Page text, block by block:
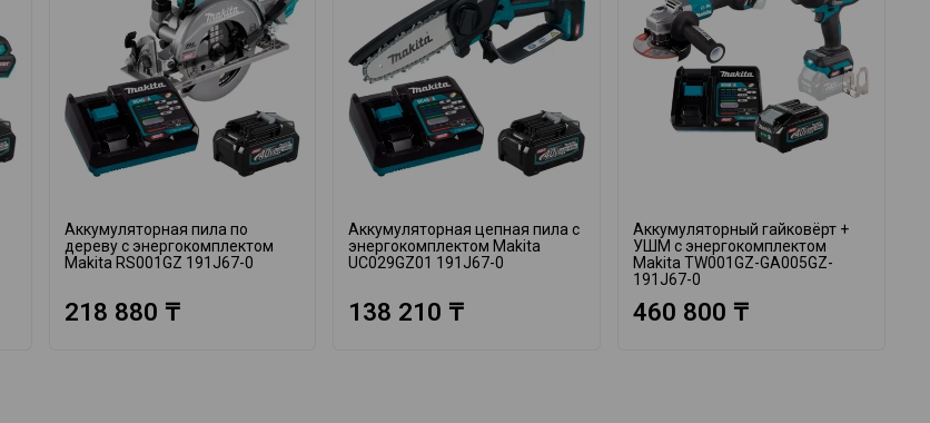
Аккумуляторная пила по
дереву с энергокомплектом
Makita RS001GZ 191J67-0
218 880 ₸
Аккумуляторная цепная пила с
энергокомплектом Makita
UC029GZ01 191J67-0
138 210 ₸
Аккумуляторный гайковёрт +
УШМ с энергокомплектом
Makita TW001GZ-GA005GZ-
191J67-0
460 800 ₸